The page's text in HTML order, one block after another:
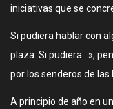
iniciativas que se
Si pudiera hablar con
plaza. Si pudiera…»,
por los senderos de las
A principio de año en